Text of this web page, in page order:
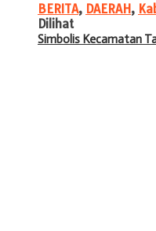
BERITA, DAERAH,
Dilihat
Simbolis Kecamatan